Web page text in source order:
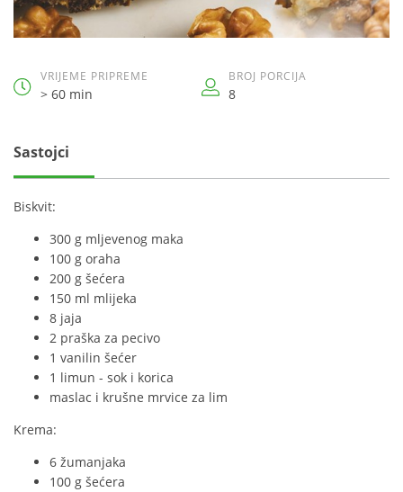
VRIJEME PRIPREME
> 60 min
BROJ PORCIJA
8
Sastojci
Biskvit:
300 g mljevenog maka
100 g oraha
200 g šećera
150 ml mlijeka
8 jaja
2 praška za pecivo
1 vanilin šećer
1 limun - sok i korica
maslac i krušne mrvice za lim
Krema:
6 žumanjaka
100 g šećera